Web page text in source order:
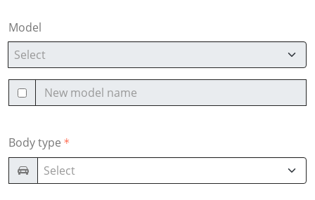
Model
Select
Body type
Select